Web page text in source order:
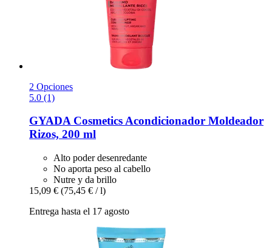
2 Opciones
5.0 (1)
GYADA CosmeticsAcondicionador Moldeador
Rizos, 200 ml
Alto poder desenredante
No aporta peso al cabello
Nutre y da brillo
15,09 € (75,45 € / l)
Entrega hasta el 17 agosto